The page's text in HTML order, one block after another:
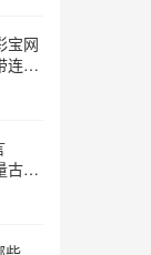
宝网
连线
古言